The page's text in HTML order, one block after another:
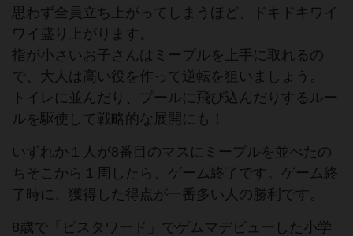
思わず全員立ち上がってしまうほど、ドキドキワイ
ワイ盛り上がります。
指が小さいお子さんはミープルを上手に取れるの
で、大人は高い役を作って逆転を狙いましょう。
トイレに並んだり、プールに飛び込んだりするルー
ルを駆使して戦略的な展開にも！
いずれか１人が8番目のマスにミープルを並べたの
ちそこから１周したら、ゲーム終了です。ゲーム終
了時に、獲得した得点が一番多い人の勝利です。
8歳で「ピスタワード」でゲムマデビューした小学